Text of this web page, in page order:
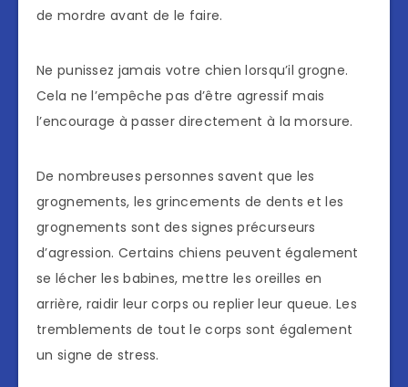
de mordre avant de le faire.
Ne punissez jamais votre chien lorsqu’il grogne.
Cela ne l’empêche pas d’être agressif mais
l’encourage à passer directement à la morsure.
De nombreuses personnes savent que les
grognements, les grincements de dents et les
grognements sont des signes précurseurs
d’agression. Certains chiens peuvent également
se lécher les babines, mettre les oreilles en
arrière, raidir leur corps ou replier leur queue. Les
tremblements de tout le corps sont également
un signe de stress.